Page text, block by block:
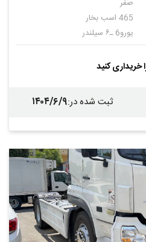
صفر
465 اسب بخار
یورو6 ـ۶ سیلندر
کنید
ثبت شده در:۱۴۰۴/۶/۹